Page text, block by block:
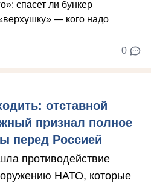
0
отставной
признал полное
перед Россией
противодействие
НАТО, которые